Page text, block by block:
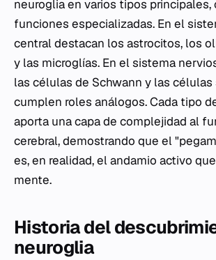
neuroglia en varios tipos principales,
funciones especializadas. En el
central destacan los astrocitos, los
y las microglías. En el sistema
las células de Schwann y las
cumplen roles análogos. Cada tipo
aporta una capa de complejidad al
cerebral, demostrando que el
es, en realidad, el andamio activo
mente.
Historia del
neuroglia